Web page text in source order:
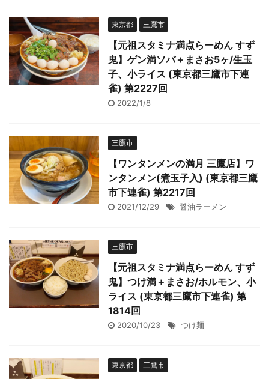
東京都 三鷹市
【元祖スタミナ満点らーめん すず
鬼】ゲン満ソバ＋まさお5ヶ/生玉
子、小ライス (東京都三鷹市下連
雀) 第2227回
2022/1/8
三鷹市
【ワンタンメンの満月 三鷹店】ワ
ンタンメン(煮玉子入) (東京都三鷹
市下連雀) 第2217回
2021/12/29 醤油ラーメン
三鷹市
【元祖スタミナ満点らーめん すず
鬼】つけ満＋まさお/ホルモン、小
ライス (東京都三鷹市下連雀) 第
1814回
2020/10/23 つけ麺
東京都 三鷹市